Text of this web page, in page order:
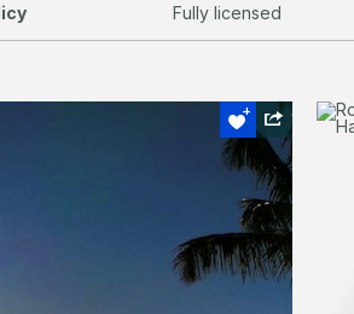
Fully licensed